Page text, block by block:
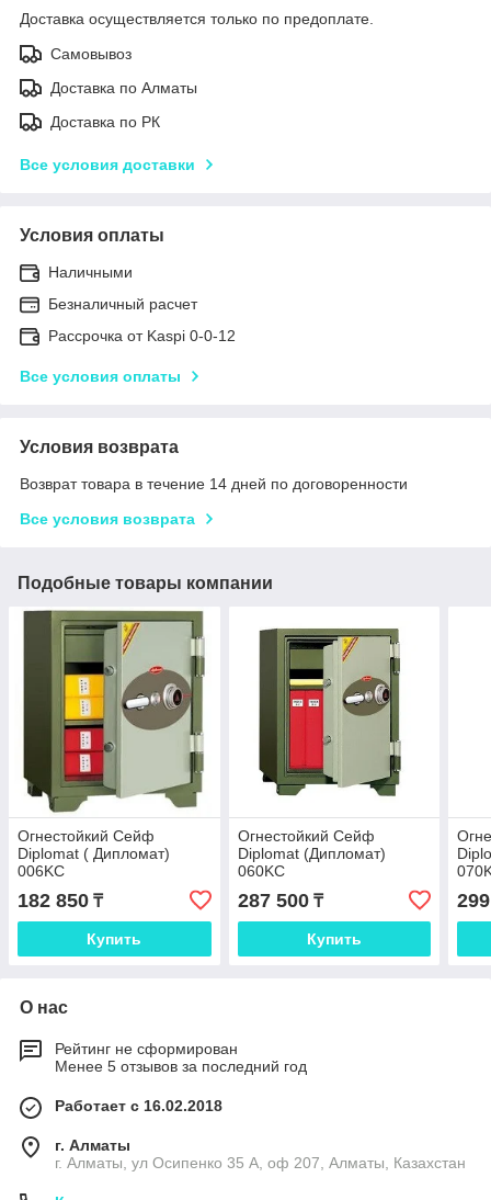
Доставка осуществляется только по предоплате.
Самовывоз
Доставка по Алматы
Доставка по РК
Все условия доставки
Условия оплаты
Наличными
Безналичный расчет
Рассрочка от Kaspi 0-0-12
Все условия оплаты
Условия возврата
Возврат товара в течение 14 дней по договоренности
Все условия возврата
Подобные товары компании
Огнестойкий Сейф
Diplomat ( Дипломат)
006KC
182 850 ₸
Купить
Огнестойкий Сейф
Diplomat (Дипломат)
060KC
287 500₸
Купить
О нас
Рейтинг не сформирован
Менее 5 отзывов за последний год
Работает с 16.02.2018
г. Алматы
г. Алматы, ул Осипенко 35 А, оф 207, Алматы, Казахстан